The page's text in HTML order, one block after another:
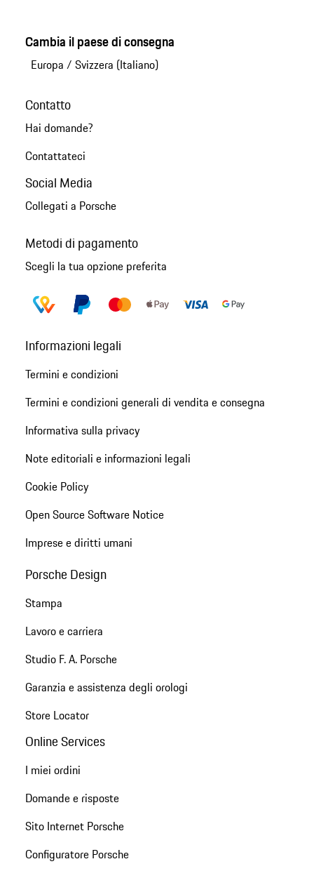
Cambia il paese di consegna
Europa / Svizzera (Italiano)
Contatto
Hai domande?
Contattateci
Social Media
Collegati a Porsche
Metodi di pagamento
Scegli la tua opzione preferita
Informazioni legali
Termini e condizioni
Termini e condizioni generali di vendita e consegna
Informativa sulla privacy
Note editoriali e informazioni legali
Cookie Policy
Open Source Software Notice
Imprese e diritti umani
Porsche Design
Stampa
Lavoro e carriera
Studio F. A. Porsche
Garanzia e assistenza degli orologi
Store Locator
Online Services
I miei ordini
Domande e risposte
Sito Internet Porsche
Configuratore Porsche